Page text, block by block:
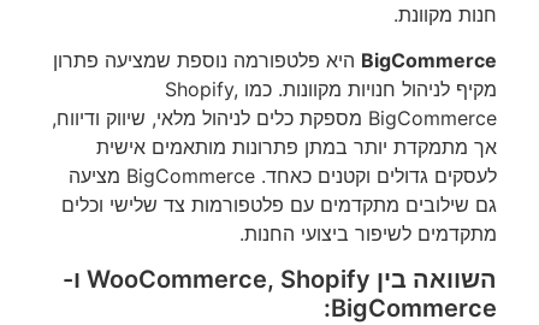
חנות מקוונת.
BigCommerce היא פלטפורמה נוספת שמציעה פתרון
מקיף לניהול חנויות מקוונות. כמו Shopify,
BigCommerce מספקת כלים לניהול מלאי, שיווק ודיווח,
אך מתמקדת יותר במתן פתרונות מותאמים אישית
לעסקים גדולים וקטנים כאחד. BigCommerce מציעה
גם שילובים מתקדמים עם פלטפורמות צד שלישי וכלים
מתקדמים לשיפור ביצועי החנות.
השוואה בין WooCommerce, Shopify ו-
BigCommerce: